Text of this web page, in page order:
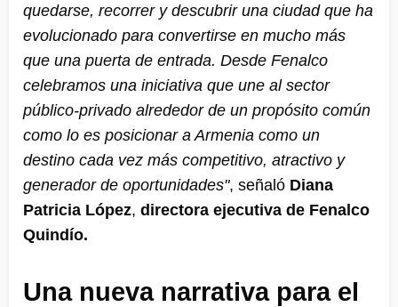
quedarse, recorrer y descubrir una ciudad que ha
evolucionado para convertirse en mucho más
que una puerta de entrada. Desde Fenalco
celebramos una iniciativa que une al sector
público-privado alrededor de un propósito común
como lo es posicionar a Armenia como un
destino cada vez más competitivo, atractivo y
generador de oportunidades", señaló Diana
Patricia López, directora ejecutiva de Fenalco
Quindío.
Una nueva narrativa para el